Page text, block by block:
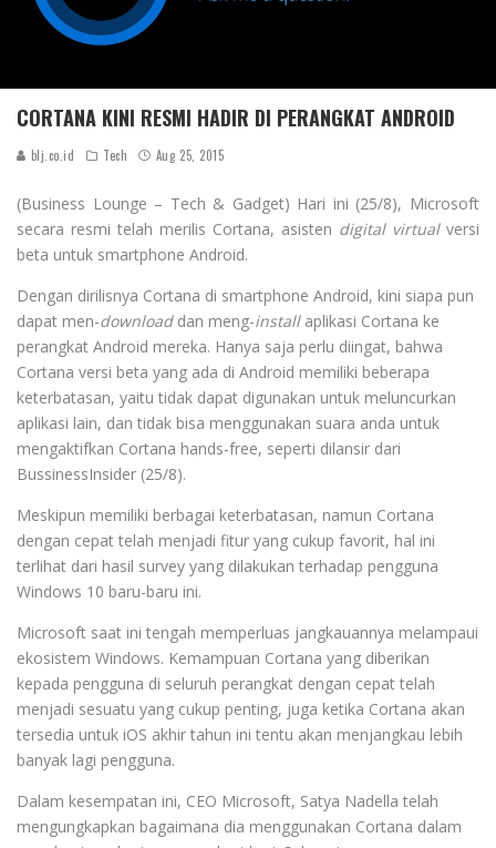
CORTANA KINI RESMI HADIR DI PERANGKAT ANDROID
blj.co.id Tech Aug 25, 2015
(Business Lounge – Tech & Gadget) Hari ini (25/8), Microsoft
secara resmi telah merilis Cortana, asisten digital virtualversi
beta untuk smartphone Android.
Dengan dirilisnya Cortana di smartphone Android, kini siapa pun
dapat men-downloaddan meng-installaplikasi Cortana ke
perangkat Android mereka. Hanya saja perlu diingat, bahwa
Cortana versi beta yang ada di Android memiliki beberapa
keterbatasan, yaitu tidak dapat digunakan untuk meluncurkan
aplikasi lain, dan tidak bisa menggunakan suara anda untuk
mengaktifkan Cortana hands-free, seperti dilansir dari
BussinessInsider (25/8).
Meskipun memiliki berbagai keterbatasan, namun Cortana
dengan cepat telah menjadi fitur yang cukup favorit, hal ini
terlihat dari hasil survey yang dilakukan terhadap pengguna
Windows 10 baru-baru ini.
Microsoft saat ini tengah memperluas jangkauannya melampaui
ekosistem Windows. Kemampuan Cortana yang diberikan
kepada pengguna di seluruh perangkat dengan cepat telah
menjadi sesuatu yang cukup penting, juga ketika Cortana akan
tersedia untuk iOS akhir tahun ini tentu akan menjangkau lebih
banyak lagi pengguna.
Dalam kesempatan ini, CEO Microsoft, Satya Nadella telah
mengungkapkan bagaimana dia menggunakan Cortana dalam